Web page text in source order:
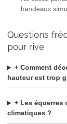
bandeaux
Questions
pour rive
+ Comment
hauteur est trop
+ Les équerres
climatiques ?